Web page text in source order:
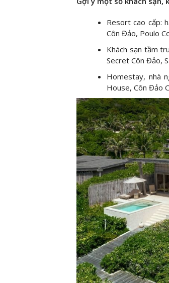
Resort cao cấp:
Côn Đảo, Poulo
Khách sạn tầm
Secret Côn Đảo,
Homestay, nhà
House, Côn Đảo